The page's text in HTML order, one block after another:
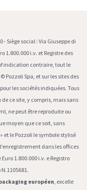
- Siège social : Via Giuseppe di
1.800.000 i.v. et Registre des
indication contraire, tout le
Pozzoli Spa, et sur les sites des
les sociétés indiquées. Tous
ce site, y compris, mais sans
ne peut être reproduite ou
moyen que ce soit, sans
et le Pozzoli le symbole stylisé
dans les offices
1.800.000 i.v. e Registro
européen, excelle